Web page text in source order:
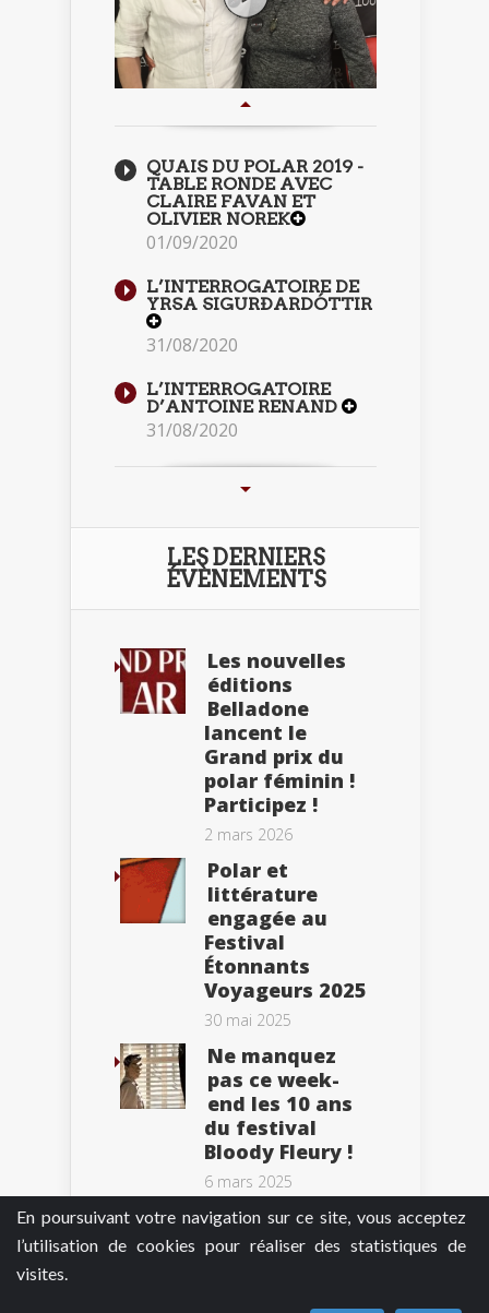
En poursuivant votre navigation sur ce site, vous acceptez
l’utilisation de cookies pour réaliser des statistiques de
visites.
QUAIS DU POLAR 2019 -
TABLE RONDE AVEC
CLAIRE FAVAN ET
OLIVIER NOREK
01/09/2020
L’INTERROGATOIRE DE
YRSA SIGURÐARDÓTTIR
31/08/2020
L’INTERROGATOIRE
D’ANTOINE RENAND
31/08/2020
LES DERNIERS
ÉVÈNEMENTS
Les nouvelles
éditions
Belladone
lancent le
Grand prix du
polar féminin !
Participez !
2 mars 2026
Polar et
littérature
engagée au
Festival
Étonnants
Voyageurs 2025
30 mai 2025
Ne manquez
pas ce week-
end les 10 ans
du festival
Bloody Fleury !
6 mars 2025